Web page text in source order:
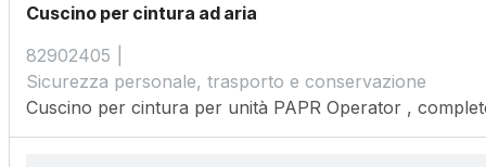
Cuscino per cintura ad aria
82902405
Sicurezza personale, trasporto e conservazione
Cuscino per cintura per unità PAPR Operator ,